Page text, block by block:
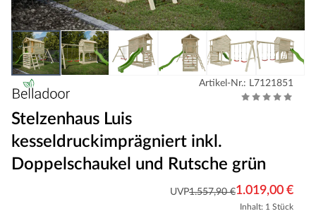
Artikel-Nr.: L7121851
Stelzenhaus Luis
kesseldruckimprägniert inkl.
Doppelschaukel und Rutsche grün
UVP1.557,90 €1.019,00 €
Inhalt: 1 Stück